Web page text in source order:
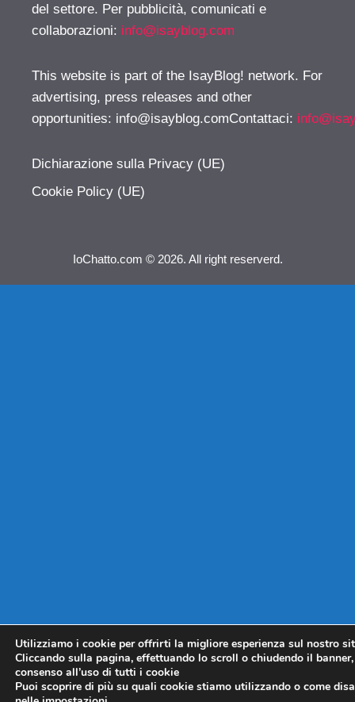
del settore. Per pubblicità, comunicati e
collaborazioni: info@isayblog.com
This website is part of the IsayBlog! network. For
advertising, press releases and other
opportunities: info@isayblog.comContattaci:
Dichiarazione sulla Privacy (UE)
Cookie Policy (UE)
IoChatto.com © 2026. All right reserverd.
Utilizziamo i cookie per offrirti la migliore esperienza sul nostro
Cliccando sulla pagina, effettuando lo scroll o chiudendo il
consenso all’uso di tutti i cookie
Puoi scoprire di più su quali cookie stiamo utilizzando o come